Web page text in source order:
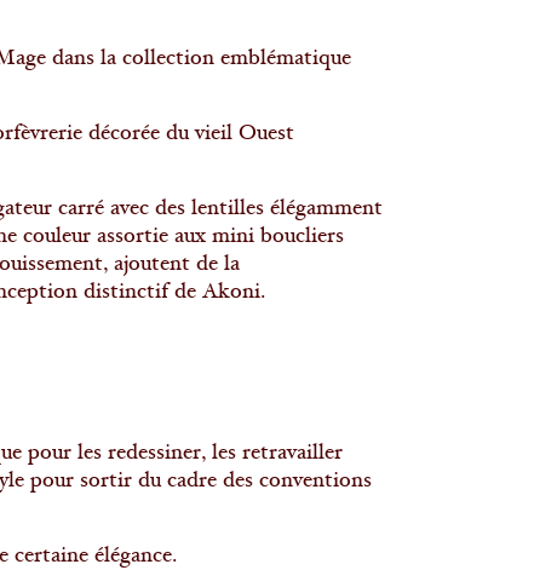
dans la collection emblématique
décorée du vieil Ouest
carré avec des lentilles élégamment
couleur assortie aux mini boucliers
ajoutent de la
distinctif de Akoni.
pour les redessiner, les retravailler
pour sortir du cadre des conventions
certaine élégance.